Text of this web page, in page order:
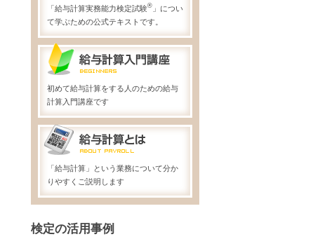
「給与計算実務能力検定試験® 」につい
て学ぶための公式テキストです。
初めて給与計算をする人のための給与
計算入門講座です
「給与計算」という業務について分か
りやすくご説明します
検定の活用事例